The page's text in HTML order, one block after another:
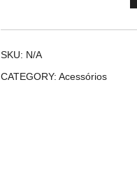
SKU: N/A
CATEGORY: Acessórios